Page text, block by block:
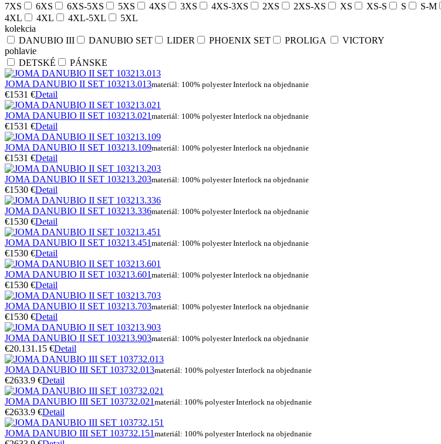
7XS
6XS 6XS-5XS 5XS 4XS 3XS 4XS-3XS 2XS 2XS-XS XS XS-S S S-M
4XL
4XL 4XL-5XL
5XL
kolekcia
DANUBIO III
DANUBIO SET LIDER PHOENIX SET PROLIGA
VICTORY
pohlavie
DETSKÉ
PÁNSKE
JOMA DANUBIO II SET 103213.013materiál: 100% polyester Interlock na objednanie
€1531 €Detail
JOMA DANUBIO II SET 103213.021 materiál: 100% polyester Interlock na objednanie
€1531 €Detail
JOMA DANUBIO II SET 103213.109materiál: 100% polyester Interlock na objednanie
€1531 €Detail
JOMA DANUBIO II SET 103213.203materiál: 100% polyester Interlock na objednanie
€1530 €Detail
JOMA DANUBIO II SET 103213.336materiál: 100% polyester Interlock na objednanie
€1530 €Detail
JOMA DANUBIO II SET 103213.451 materiál: 100% polyester Interlock na objednanie
€1530 €Detail
JOMA DANUBIO II SET 103213.601 materiál: 100% polyester Interlock na objednanie
€1530 €Detail
JOMA DANUBIO II SET 103213.703materiál: 100% polyester Interlock na objednanie
€1530 €Detail
JOMA DANUBIO II SET 103213.903materiál: 100% polyester Interlock na objednanie
€20.131.15 €Detail
JOMA DANUBIO III SET 103732.013materiál: 100% polyester Interlock na objednanie
€2633.9 €Detail
JOMA DANUBIO III SET 103732.021 materiál: 100% polyester Interlock na objednanie
€2633.9 €Detail
JOMA DANUBIO III SET 103732.151 materiál: 100% polyester Interlock na objednanie